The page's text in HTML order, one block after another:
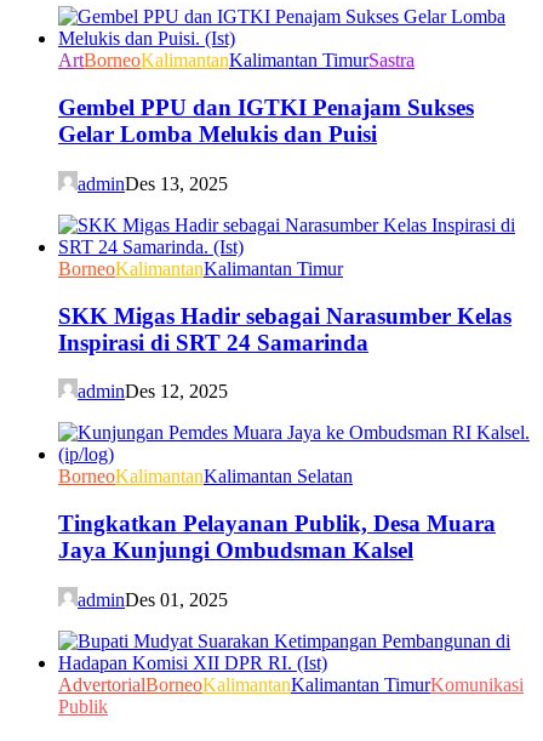
ArtBorneoKalimantanKalimantan TimurSastra
Gembel PPU dan IGTKI Penajam Sukses
Gelar Lomba Melukis dan Puisi
adminDes 13, 2025
BorneoKalimantanKalimantan Timur
SKK Migas Hadir sebagai Narasumber Kelas
Inspirasi di SRT 24 Samarinda
adminDes 12, 2025
BorneoKalimantanKalimantan Selatan
Tingkatkan Pelayanan Publik, Desa Muara
Jaya Kunjungi Ombudsman Kalsel
adminDes 01, 2025
AdvertorialBorneoKalimantanKalimantan TimurKomunikasi
Publik